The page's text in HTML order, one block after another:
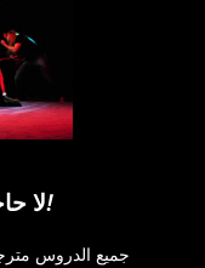
لا حاجة للتحدث بالروسية!
جميع الدروس